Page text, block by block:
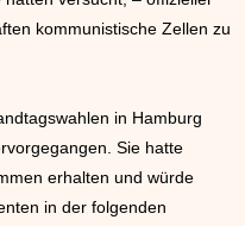
kommunistische Zellen zu
in Hamburg
Sie hatte
erhalten und würde
in der folgenden